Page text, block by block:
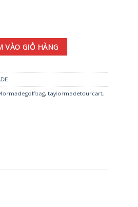
VÀO GIỎ HÀNG
, taylormadetourcart,